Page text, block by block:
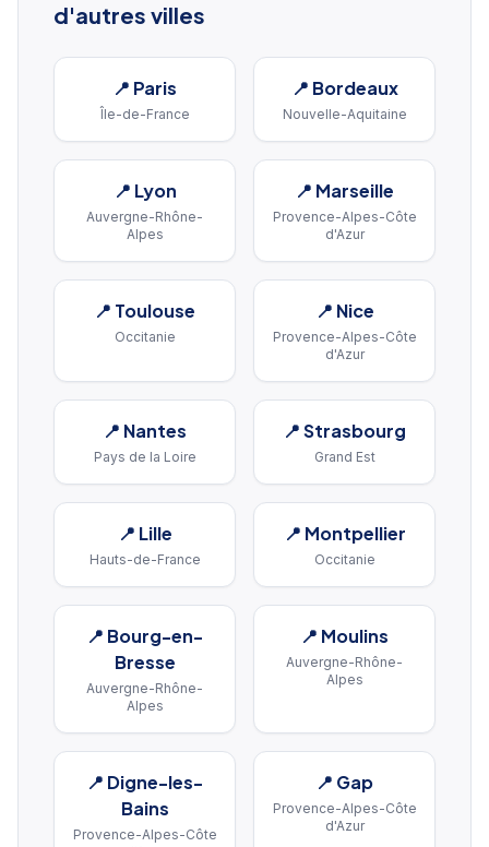
d'autres villes
📍 Paris
Île-de-France
📍 Bordeaux
Nouvelle-Aquitaine
📍 Lyon
Auvergne-Rhône-
Alpes
📍 Marseille
Provence-Alpes-Côte
d'Azur
📍 Toulouse
Occitanie
📍 Nice
Provence-Alpes-Côte
d'Azur
📍 Nantes
Pays de la Loire
📍Strasbourg
Grand Est
📍 Lille
Hauts-de-France
📍 Montpellier
Occitanie
📍 Bourg-en-
Bresse
Auvergne-Rhône-
Alpes
📍 Moulins
Auvergne-Rhône-
Alpes
📍 Digne-les-
Bains
Provence-Alpes-Côte
📍 Gap
Provence-Alpes-Côte
d'Azur